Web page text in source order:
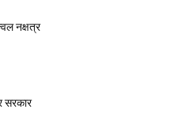
नक्षत्र
सरकार